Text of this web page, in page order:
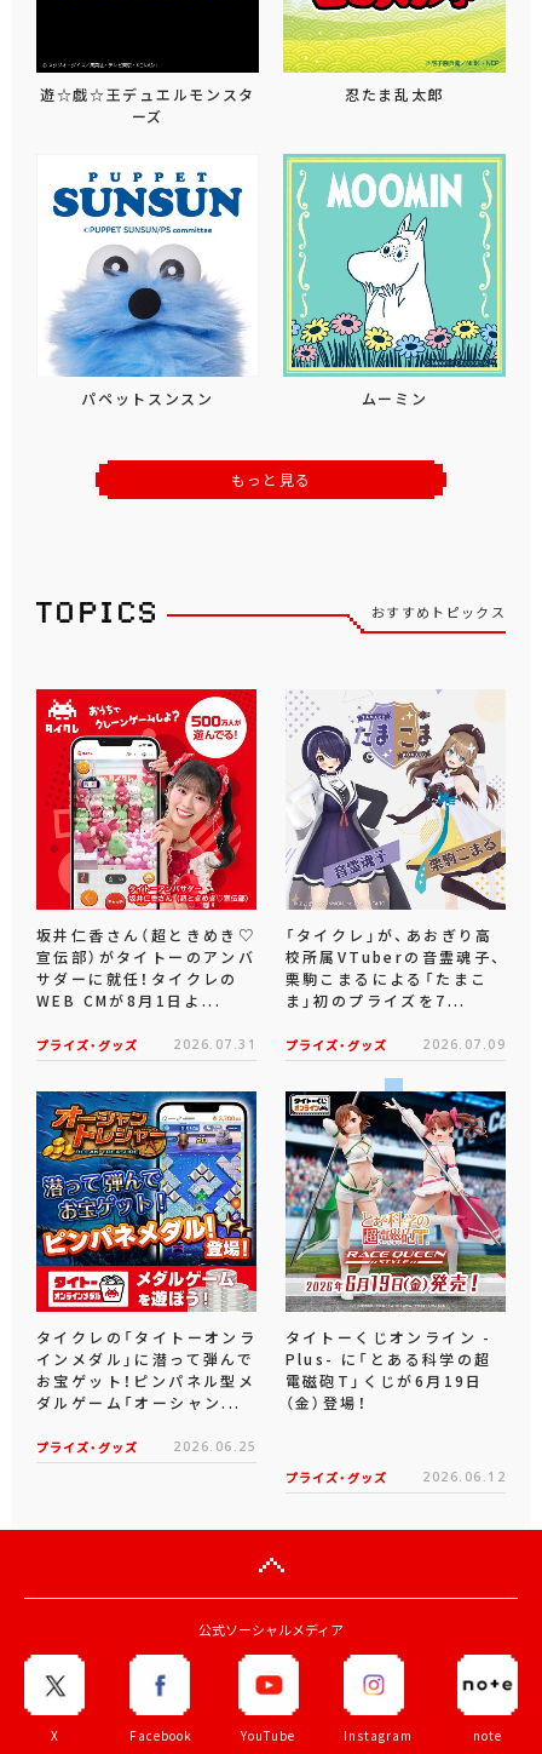
遊☆戯☆王デュエルモンスタ
ーズ
忍たま乱太郎
パペットスンスン ムーミン
もっと見る
おすすめトピックス
坂井仁香さん（超ときめき♡
宣伝部）がタイトーのアンバ
サダーに就任！タイクレの
WEB CMが8月1日よ...
プライズ・グッズ 2026.07.31
「タイクレ」が、あおぎり高
校所属VTuberの音霊魂子、
栗駒こまるによる「たまこ
ま」初のプライズを7...
プライズ・グッズ 2026.07.09
タイクレの「タイトーオンラ
インメダル」に潜って弾んで
お宝ゲット！ピンパネル型メ
ダルゲーム「オーシャン...
プライズ・グッズ 2026.06.25
タイトーくじオンライン -
Plus- に「とある科学の超
電磁砲T」くじが6月19日
（金）登場！
プライズ・グッズ 2026.06.12
公式ソーシャルメディア
X Facebook YouTube Instagram note